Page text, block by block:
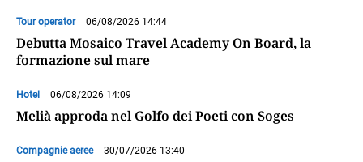
Tour operator 06/08/2026 14:44
Debutta Mosaico Travel Academy On Board, la
formazione sul mare
Hotel 06/08/2026 14:09
Melià approda nel Golfo dei Poeti con Soges
Compagnie aeree 30/07/2026 13:40